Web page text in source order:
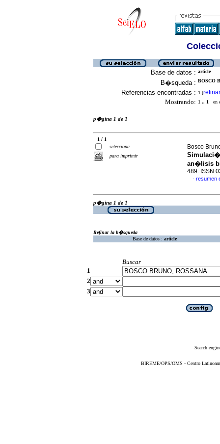
Base de datos : article
B�squeda : BOSCO
Referencias encontradas : 1 [refinar
Mostrando: 1 .. 1 en
p�gina 1 de 1
1 / 1
selecciona
para imprimir
Bosco
an�lisis
489. ISSN
· resumen
p�gina 1 de 1
Refinar la b�squeda
Base de datos : article
Buscar
1
2
3
Search
BIREME/OPS/OMS - Centro